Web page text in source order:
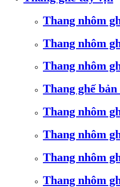
Thang nhôm
Thang nhôm
Thang nhôm
Thang ghế
Thang nhôm
Thang nhôm
Thang nhôm
Thang nhôm